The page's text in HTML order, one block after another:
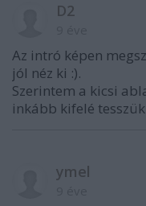
D2
Az intró képen
jól néz ki :).
Szerintem a kicsi
inkább kifelé
ymel